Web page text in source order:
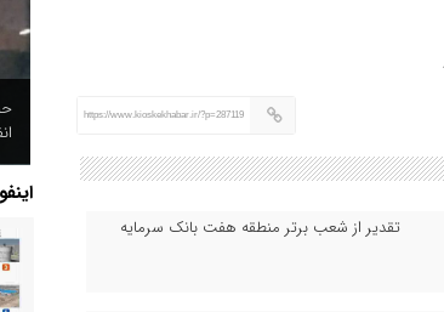
https://www.kioskekhabar.ir/?p=287119
تقدیر از شعب برتر منطقه هفت بانک سرمایه